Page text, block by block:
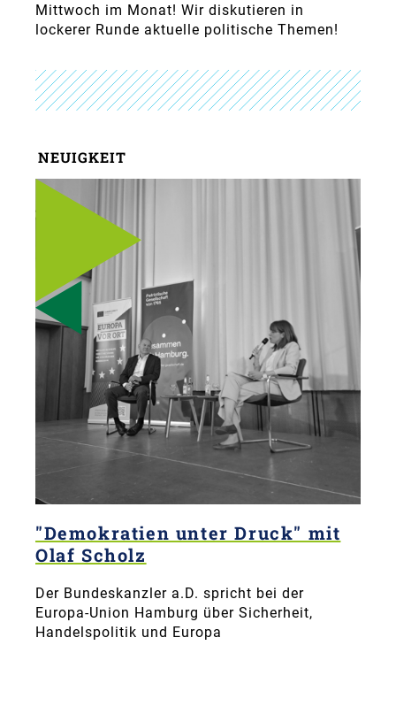
Mittwoch im Monat! Wir diskutieren in
lockerer Runde aktuelle politische Themen!
NEUIGKEIT
"Demokratien unter Druck" mit
Olaf Scholz
Der Bundeskanzler a.D. spricht bei der
Europa-Union Hamburg über Sicherheit,
Handelspolitik und Europa